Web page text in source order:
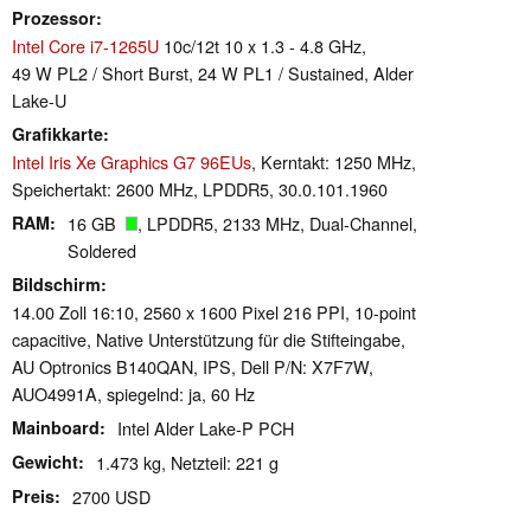
Prozessor
Intel Core i7-1265U 10c/12t 10 x 1.3 - 4.8 GHz,
49 W PL2 / Short Burst, 24 W PL1 / Sustained, Alder
Lake-U
Grafikkarte
Intel Iris Xe Graphics G7 96EUs, Kerntakt: 1250 MHz,
Speichertakt: 2600 MHz, LPDDR5, 30.0.101.1960
RAM 16 GB
, LPDDR5, 2133 MHz, Dual-Channel,
Soldered
Bildschirm
14.00 Zoll 16:10, 2560 x 1600 Pixel 216 PPI, 10-point
capacitive, Native Unterstützung für die Stifteingabe,
AU Optronics B140QAN, IPS, Dell P/N: X7F7W,
AUO4991A, spiegelnd: ja, 60 Hz
Mainboard Intel Alder Lake-P PCH
Gewicht 1.473 kg, Netzteil: 221 g
Preis 2700 USD